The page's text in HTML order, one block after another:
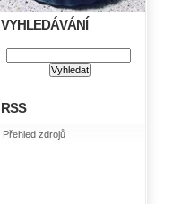
VYHLEDÁVÁNÍ
RSS
Přehled zdrojů